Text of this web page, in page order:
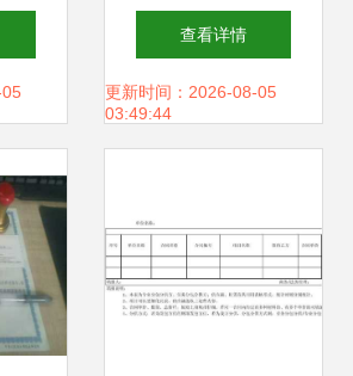
桂
园
承包中的关键作用
与管理策略
查看详情
更新时间：2026-08-05
03:49:44